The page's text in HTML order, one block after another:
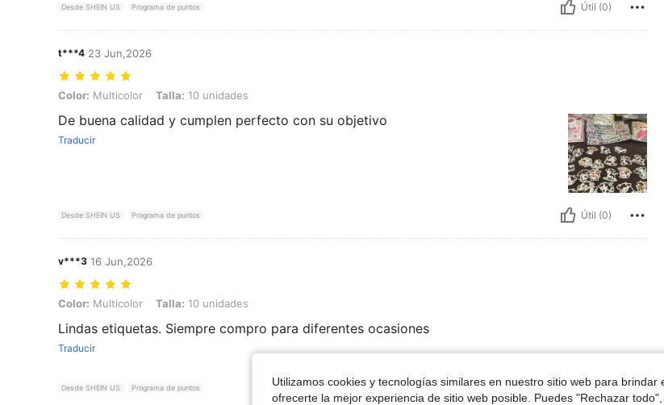
Desde SHEIN US Programa de puntos Útil (0)
t***4 23 Jun,2026
Color: Multicolor, Talla: 10 unidades
Color: Multicolor Talla: 10 unidades
De buena calidad y cumplen perfecto con su objetivo
Traducir
Desde SHEIN US Programa de puntos Útil (0)
v***3 16 Jun,2026
Color: Multicolor, Talla: 10 unidades
Color: Multicolor Talla: 10 unidades
Lindas etiquetas. Siempre compro para diferentes ocasiones
Traducir
Desde SHEIN US Programa de puntos Útil (0)
Utilizamos cookies y tecnologías similares en nuestro sitio web para brindar
ofrecerte la mejor experiencia de sitio web posible. Puedes "Rechazar